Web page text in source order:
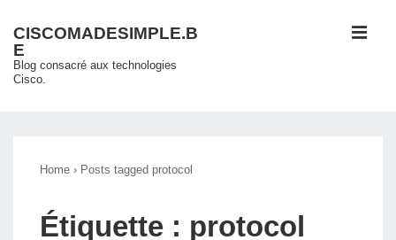
passer
au
contenu
CISCOMADESIMPLE.B
E
Blog consacré aux technologies
Cisco.
Home › Posts tagged protocol
Étiquette : protocol